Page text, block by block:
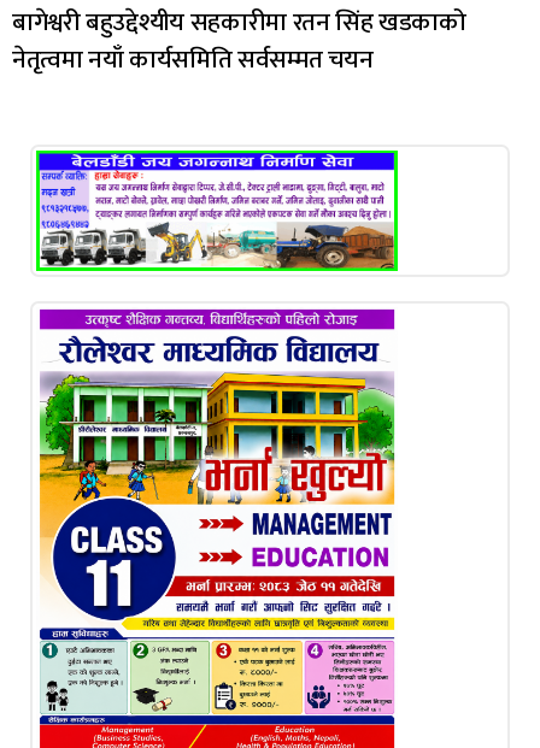
बागेश्वरी बहुउद्देश्यीय सहकारीमा रतन सिंह खडकाको
नेतृत्वमा नयाँ कार्यसमिति सर्वसम्मत चयन